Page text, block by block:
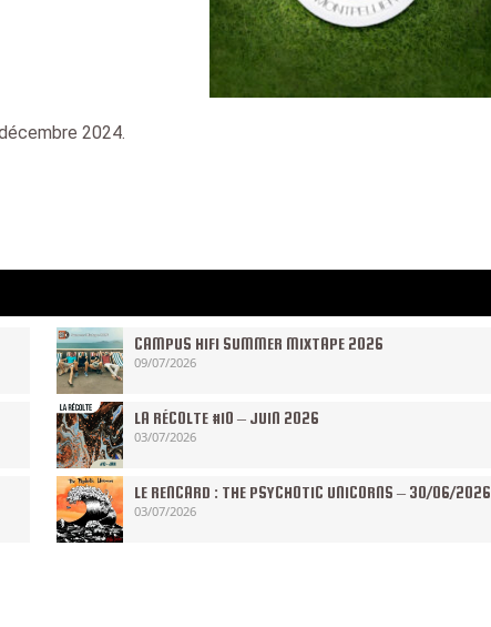
2024.
CAMPUS HIFI SUMMER MIXTAPE 2026
09/07/2026
LA RÉCOLTE #10 – JUIN 2026
03/07/2026
LE RENCARD : THE PSYCHOTIC UNICORNS – 30/06/2026
03/07/2026